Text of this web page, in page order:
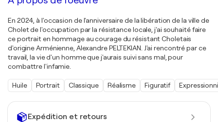
Expédition et retours
En 2024, à l'occasion de l'anniversaire de la libération de la ville de
Cholet de l'occupation par la résistance locale, j'ai souhaité faire
ce portrait en hommage au courage du résistant Choletais
d'origine Arménienne, Alexandre PELTEKIAN. J'ai rencontré par ce
travail, la vie d'un homme que j'aurais suivi sans mal, pour
combattre l'infamie.
Huile Portrait Classique Réalisme Figuratif